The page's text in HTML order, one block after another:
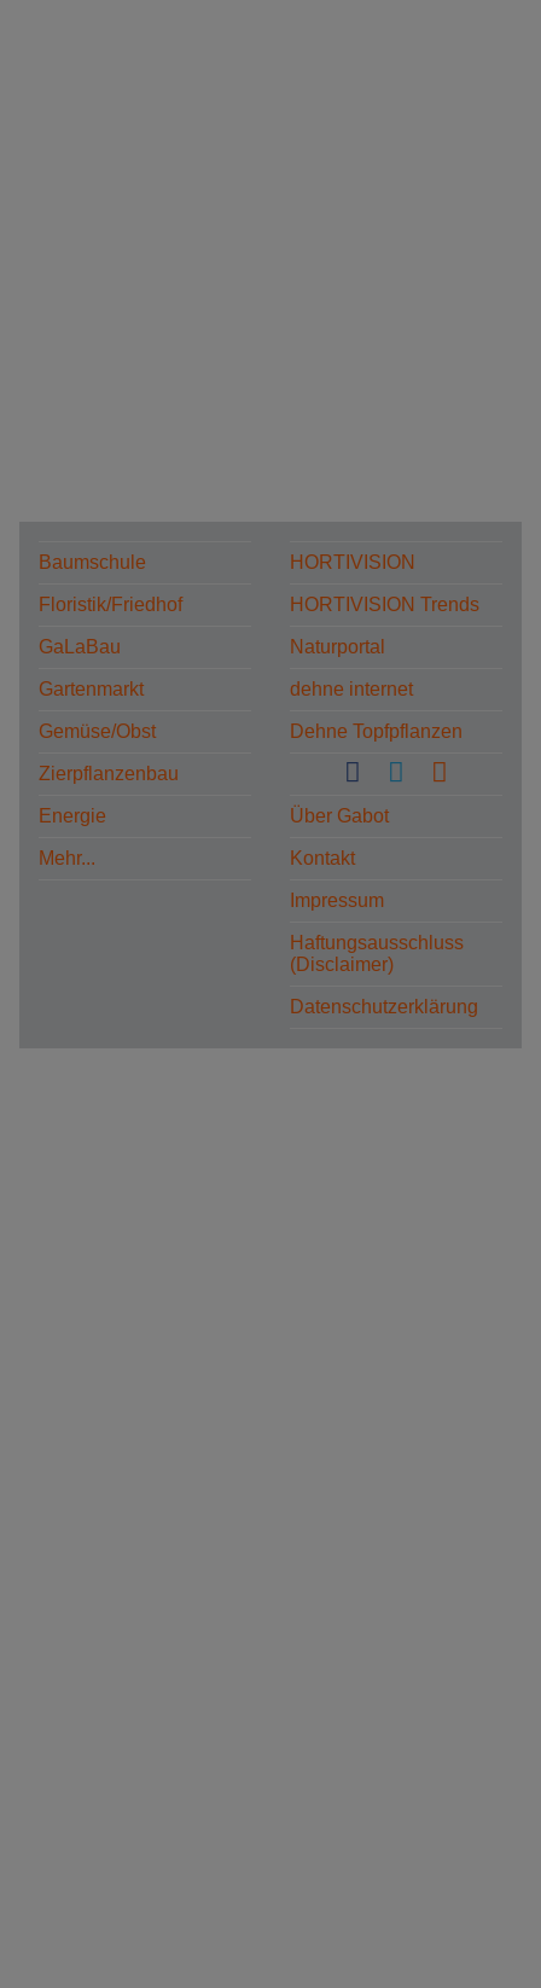
Baumschule
Floristik/Friedhof
GaLaBau
Gartenmarkt
Gemüse/Obst
Zierpflanzenbau
Energie
Mehr...
HORTIVISION
HORTIVISION Trends
Naturportal
dehne internet
Dehne Topfpflanzen
Über Gabot
Kontakt
Impressum
Haftungsausschluss
(Disclaimer)
Datenschutzerklärung